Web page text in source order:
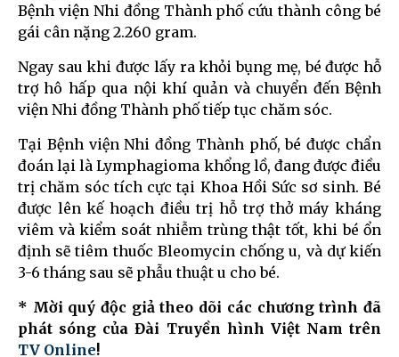
Bệnh viện Nhi đồng Thành phố cứu thành công bé
gái cân nặng 2.260 gram.
Ngay sau khi được lấy ra khỏi bụng mẹ, bé được hỗ
trợ hô hấp qua nội khí quản và chuyển đến Bệnh
viện Nhi đồng Thành phố tiếp tục chăm sóc.
Tại Bệnh viện Nhi đồng Thành phố, bé được chẩn
đoán lại là Lymphagioma khổng lồ, đang được điều
trị chăm sóc tích cực tại Khoa Hồi Sức sơ sinh. Bé
được lên kế hoạch điều trị hỗ trợ thở máy kháng
viêm và kiểm soát nhiễm trùng thật tốt, khi bé ổn
định sẽ tiêm thuốc Bleomycin chống u, và dự kiến
3-6 tháng sau sẽ phẫu thuật u cho bé.
* Mời quý độc giả theo dõi các chương trình đã
phát sóng của Đài Truyền hình Việt Nam trên
TV Online!